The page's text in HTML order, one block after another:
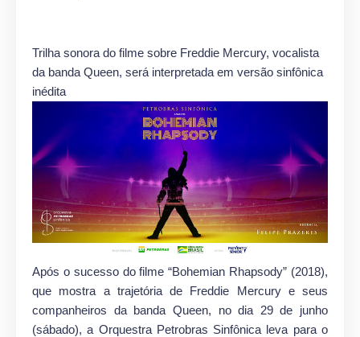
Trilha sonora do filme sobre Freddie Mercury, vocalista
da banda Queen, será interpretada em versão sinfônica
inédita
Após o sucesso do filme “Bohemian Rhapsody” (2018),
que mostra a trajetória de Freddie Mercury e seus
companheiros da banda Queen, no dia 29 de junho
(sábado), a Orquestra Petrobras Sinfônica leva para o